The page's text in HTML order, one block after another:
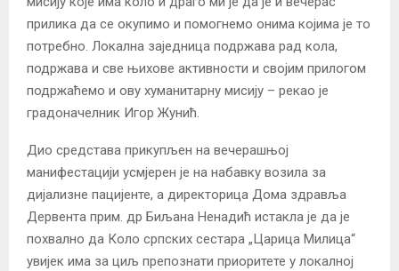
прилика да се окупимо и помогнемо онима којима је то
потребно. Локална заједница подржава рад кола,
подржава и све њихове активности и својим прилогом
подржаћемо и ову хуманитарну мисију – рекао је
градоначелник Игор Жунић.
Дио средстава прикупљен на вечерашњој
манифестацији усмјерен је на набавку возила за
дијализне пацијенте, а директорица Дома здравља
Дервента прим. др Биљана Ненадић истакла је да је
похвално да Коло српских сестара „Царица Милица“
увијек има за циљ препознати приоритете у локалној